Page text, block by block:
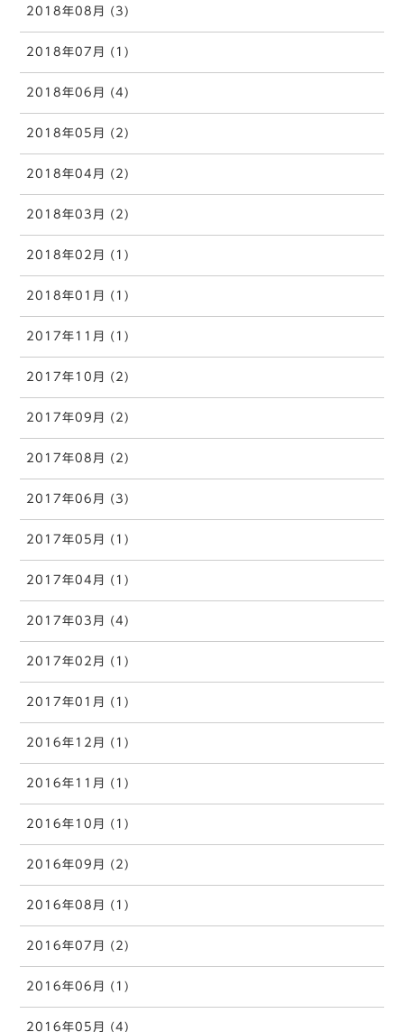
2018年08月 (3)
2018年07月 (1)
2018年06月 (4)
2018年05月 (2)
2018年04月 (2)
2018年03月 (2)
2018年02月 (1)
2018年01月 (1)
2017年11月 (1)
2017年10月 (2)
2017年09月 (2)
2017年08月 (2)
2017年06月 (3)
2017年05月 (1)
2017年04月 (1)
2017年03月 (4)
2017年02月 (1)
2017年01月 (1)
2016年12月 (1)
2016年11月 (1)
2016年10月 (1)
2016年09月 (2)
2016年08月 (1)
2016年07月 (2)
2016年06月 (1)
2016年05月 (4)